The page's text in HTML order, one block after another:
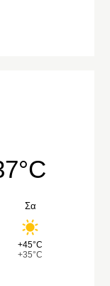
Σα
+45°C
+35°C